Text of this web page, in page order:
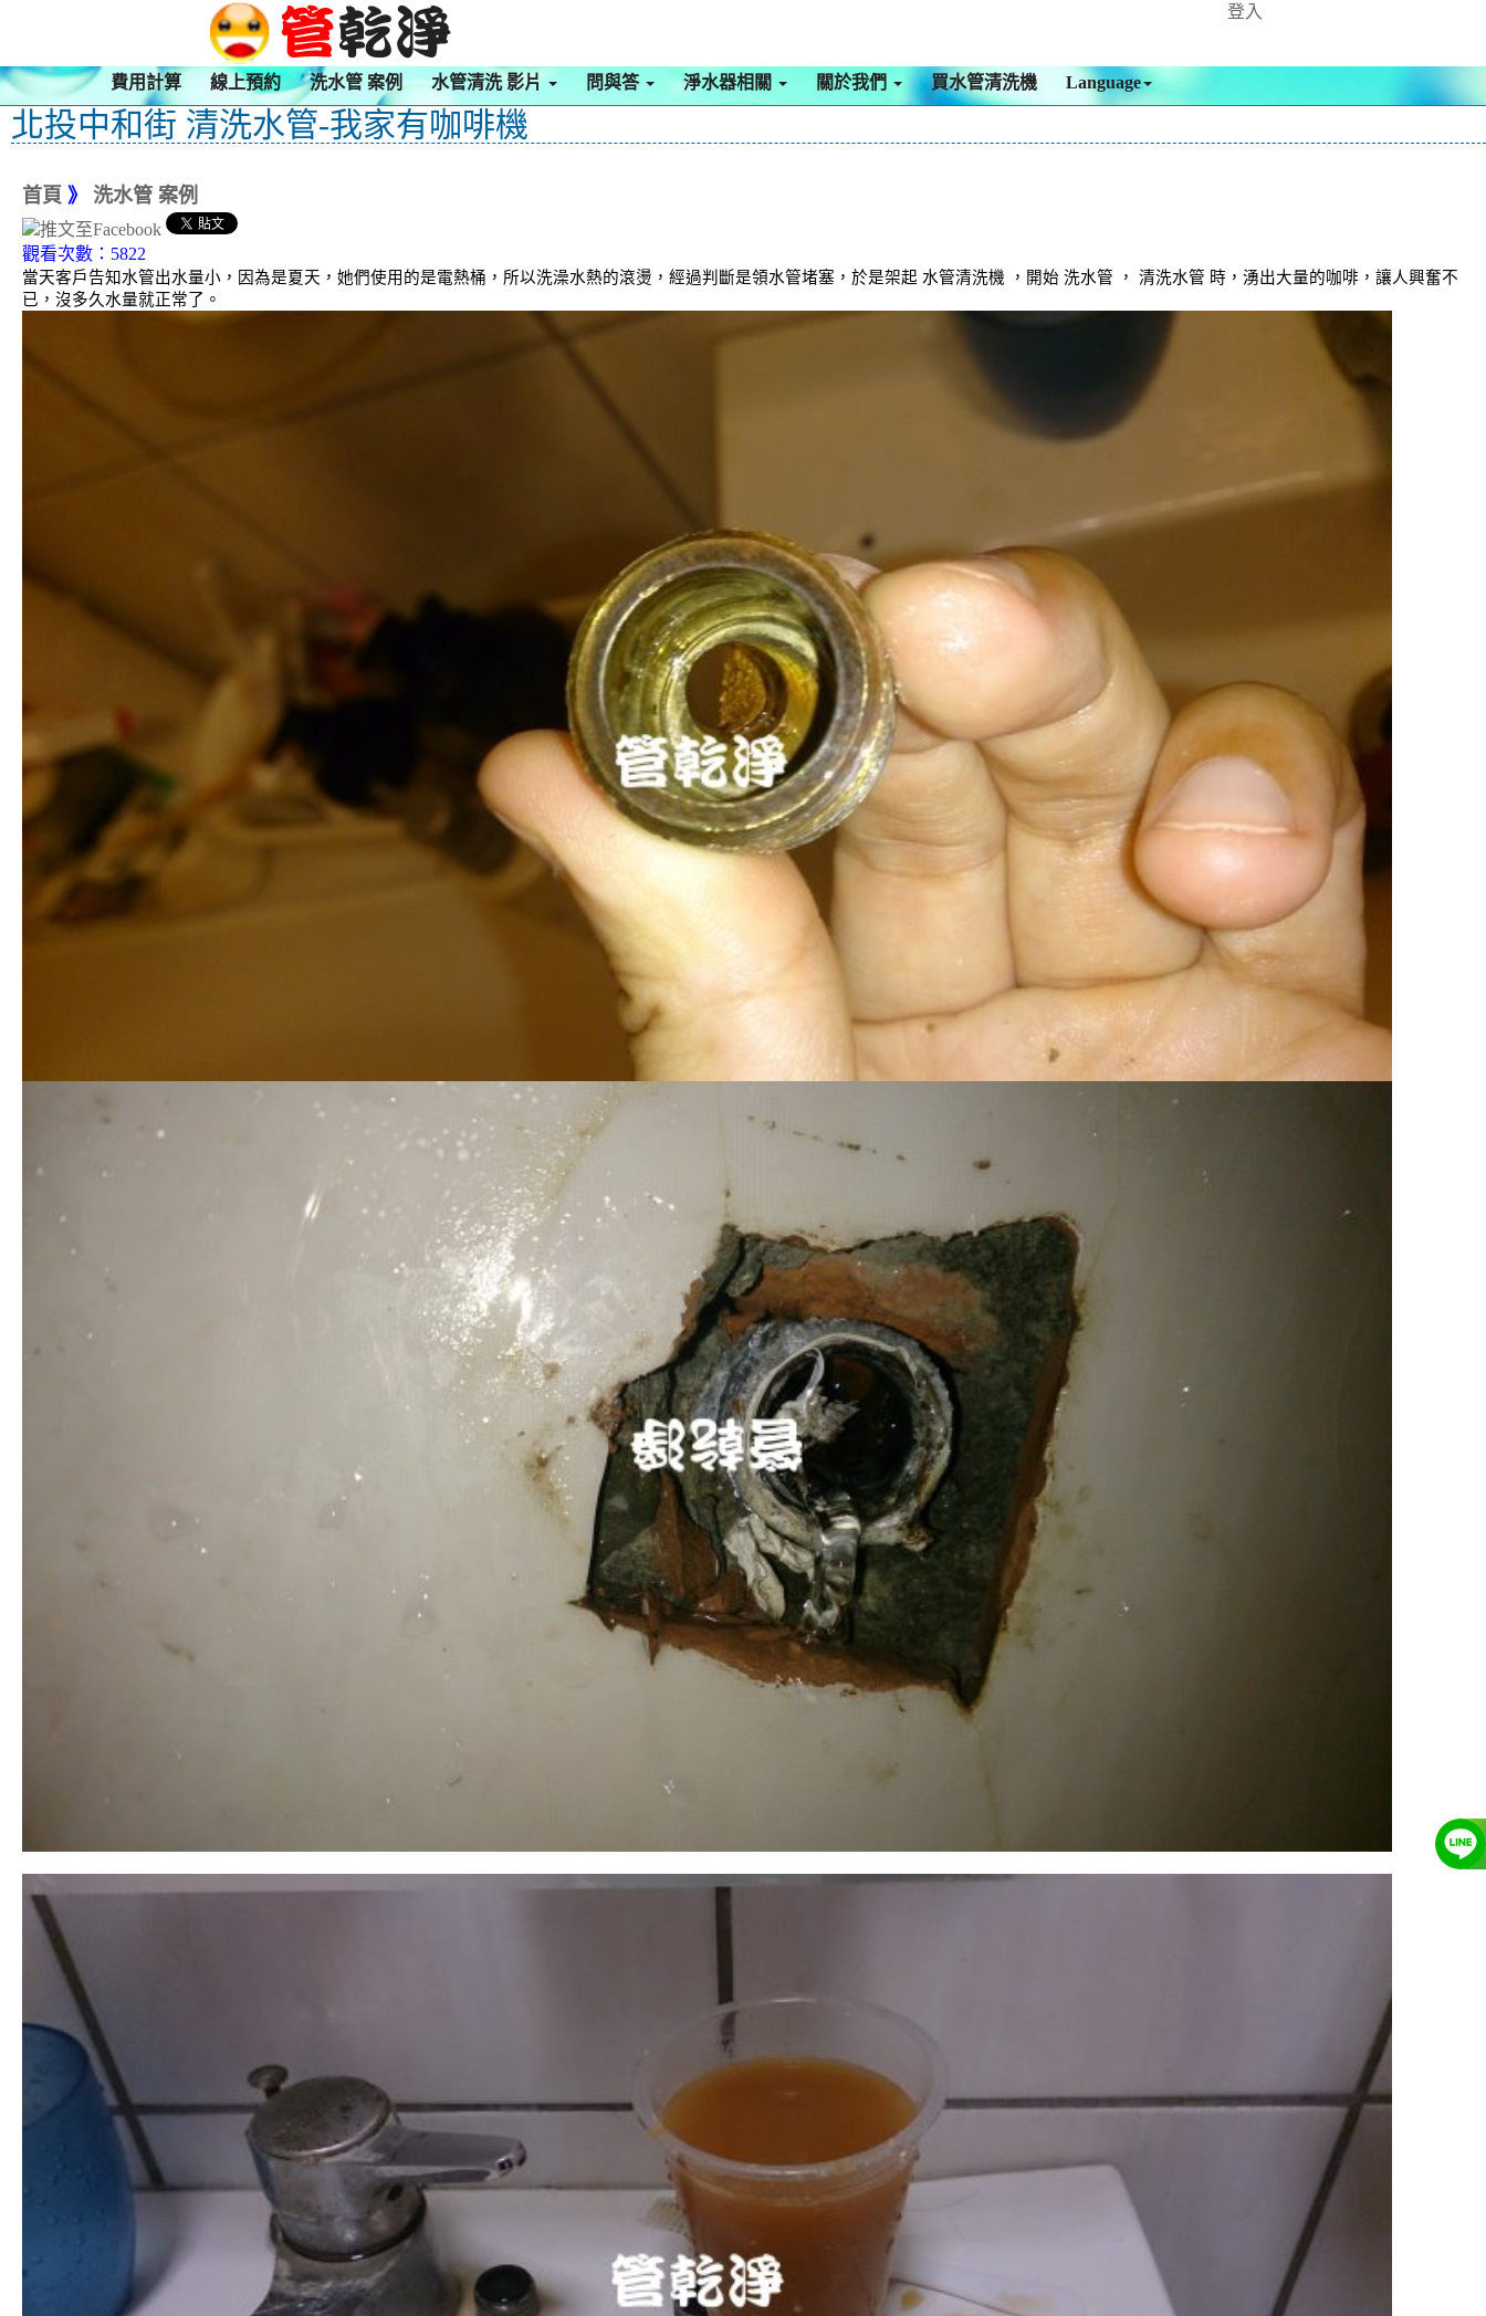
登入
費用計算 線上預約 洗水管 案例 水管清洗 影片 問與答 淨水器相關 關於我們 買水管清洗機 Language
北投中和街 清洗水管-我家有咖啡機
首頁 》 洗水管 案例
觀看次數：5822
當天客戶告知水管出水量小，因為是夏天，她們使用的是電熱桶，所以洗澡水熱的滾燙，經過判斷是領水管堵塞，於是架起 水管清洗機 ，開始 洗水管 ， 清洗水管 時，湧出大量的咖啡，讓人興奮不
已，沒多久水量就正常了。